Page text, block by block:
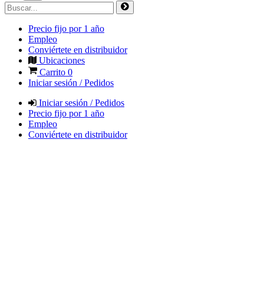
Precio fijo por 1 año
Empleo
Conviértete en distribuidor
Ubicaciones
Carrito 0
Iniciar sesión / Pedidos
Iniciar sesión / Pedidos
Precio fijo por 1 año
Empleo
Conviértete en distribuidor